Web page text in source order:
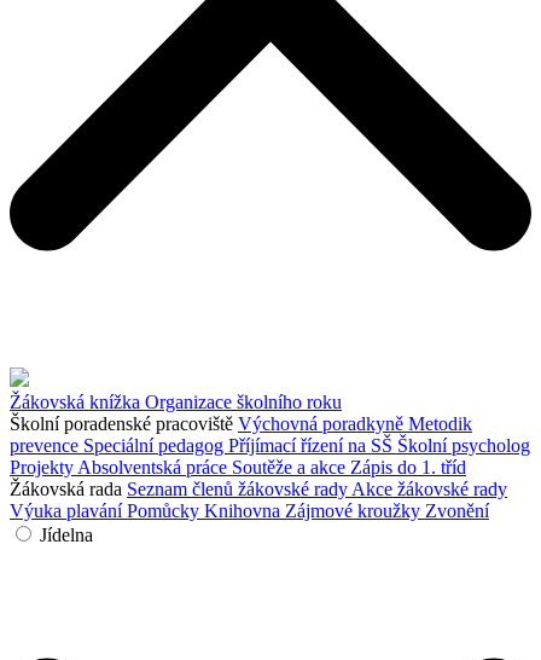
Žákovská knížka Organizace školního roku
Školní poradenské pracoviště Výchovná poradkyně Metodik
prevence Speciální pedagog Příjímací řízení na SŠ Školní psycholog
Projekty Absolventská práce Soutěže a akce Zápis do 1. tříd
Žákovská rada Seznam členů žákovské rady Akce žákovské rady
Výuka plaváníPomůcky Knihovna Zájmové kroužky Zvonění
Jídelna